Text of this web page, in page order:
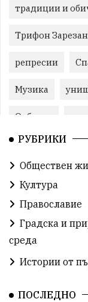
традиции и
Трифон Зарезан
репресии
Музика
Отбрана
Виртуоз
евро
екологична
поголовна сеч
РУБРИКИ
Обществен
Култура
Православие
Градска и
среда
Истории от
ПОСЛЕДНО